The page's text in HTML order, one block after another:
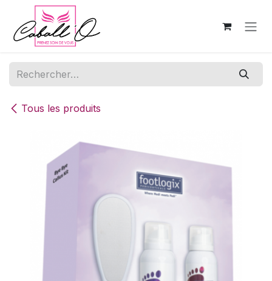
Se rendre au contenu
Tous les produits